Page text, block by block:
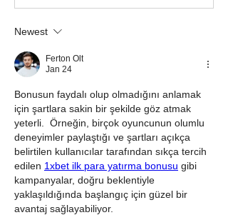
Newest
Ferton Olt
Jan 24
Bonusun faydalı olup olmadığını anlamak
için şartlara sakin bir şekilde göz atmak
yeterli.  Örneğin, birçok oyuncunun olumlu
deneyimler paylaştığı ve şartları açıkça
belirtilen kullanıcılar tarafından sıkça tercih
edilen 1xbet ilk para yatırma bonusu gibi
kampanyalar, doğru beklentiyle
yaklaşıldığında başlangıç için güzel bir
avantaj sağlayabiliyor.